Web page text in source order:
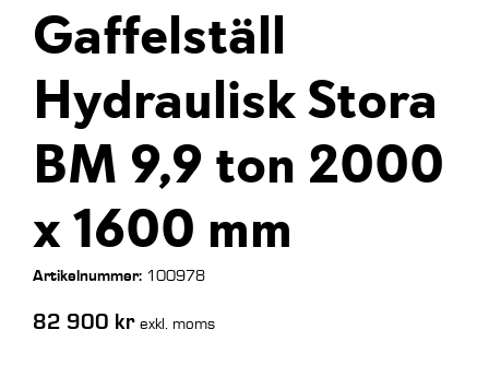
Gaffelställ
Hydraulisk Stora
BM 9,9 ton 2000
x 1600 mm
Artikelnummer:100978
82 900 kr exkl. moms